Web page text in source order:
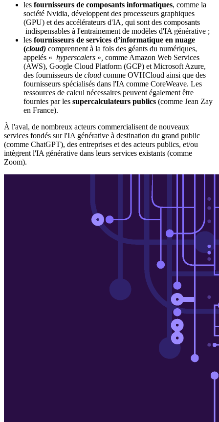
les fournisseurs de composants informatiques, comme la
société Nvidia, développent des processeurs graphiques
(GPU) et des accélérateurs d'IA, qui sont des composants
indispensables à l'entrainement de modèles d'IA générative ;
les fournisseurs de services d’informatique en nuage
(cloud) comprennent à la fois des géants du numériques,
appelés « hyperscalers » comme Amazon Web Services
(AWS), Google Cloud Platform (GCP) et Microsoft Azure,
des fournisseurs de cloud comme OVHCloud ainsi que des
fournisseurs spécialisés dans l'IA comme CoreWeave. Les
ressources de calcul nécessaires peuvent également être
fournies par les supercalculateurs publics (comme Jean Zay
en France).
À l'aval, de nombreux acteurs commercialisent de nouveaux
services fondés sur l'IA générative à destination du grand public
(comme ChatGPT), des entreprises et des acteurs publics, et/ou
intègrent l'IA générative dans leurs services existants (comme
Zoom).